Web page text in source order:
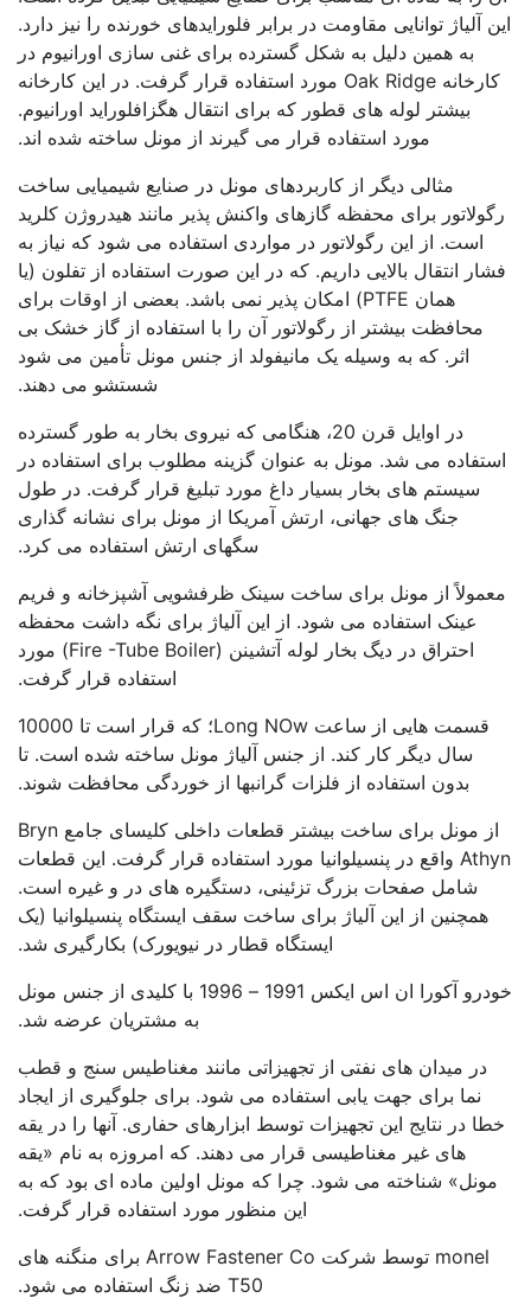
این آلیاژ توانایی مقاومت در برابر فلورایدهای خورنده را نیز دارد.
به همین دلیل به شکل گسترده برای غنی سازی اورانیوم در
کارخانه Oak Ridge مورد استفاده قرار گرفت. در این کارخانه
بیشتر لوله های قطور که برای انتقال هگزافلوراید اورانیوم.
مورد استفاده قرار می گیرند از مونل ساخته شده اند.
مثالی دیگر از کاربردهای مونل در صنایع شیمیایی ساخت
رگولاتور برای محفظه گازهای واکنش پذیر مانند هیدروژن کلرید
است. از این رگولاتور در مواردی استفاده می شود که نیاز به
فشار انتقال بالایی داریم. که در این صورت استفاده از تفلون (یا
همان PTFE) امکان پذیر نمی باشد. بعضی از اوقات برای
محافظت بیشتر از رگولاتور آن را با استفاده از گاز خشک بی
اثر. که به وسیله یک مانیفولد از جنس مونل تأمین می شود
شستشو می دهند.
در اوایل قرن 20، هنگامی که نیروی بخار به طور گسترده
استفاده می شد. مونل به عنوان گزینه مطلوب برای استفاده در
سیستم های بخار بسیار داغ مورد تبلیغ قرار گرفت. در طول
جنگ های جهانی، ارتش آمریکا از مونل برای نشانه گذاری
سگهای ارتش استفاده می کرد.
معمولاً از مونل برای ساخت سینک ظرفشویی آشپزخانه و فریم
عینک استفاده می شود. از این آلیاژ برای نگه داشت محفظه
احتراق در دیگ بخار لوله آتشینن (Fire -Tube Boiler) مورد
استفاده قرار گرفت.
قسمت هایی از ساعت Long NOw؛ که قرار است تا 10000
سال دیگر کار کند. از جنس آلیاژ مونل ساخته شده است. تا
بدون استفاده از فلزات گرانبها از خوردگی محافظت شوند.
از مونل برای ساخت بیشتر قطعات داخلی کلیسای جامع Bryn
Athyn واقع در پنسیلوانیا مورد استفاده قرار گرفت. این قطعات
شامل صفحات بزرگ تزئینی، دستگیره های در و غیره است.
همچنین از این آلیاژ برای ساخت سقف ایستگاه پنسیلوانیا (یک
ایستگاه قطار در نیویورک) بکارگیری شد.
خودرو آکورا ان اس ایکس 1991 – 1996 با کلیدی از جنس مونل
به مشتریان عرضه شد.
در میدان های نفتی از تجهیزاتی مانند مغناطیس سنج و قطب
نما برای جهت یابی استفاده می شود. برای جلوگیری از ایجاد
خطا در نتایج این تجهیزات توسط ابزارهای حفاری. آنها را در یقه
های غیر مغناطیسی قرار می دهند. که امروزه به نام «یقه
مونل» شناخته می شود. چرا که مونل اولین ماده ای بود که به
این منظور مورد استفاده قرار گرفت.
monel توسط شرکت Arrow Fastener Co برای منگنه های
T50 ضد زنگ استفاده می شود.